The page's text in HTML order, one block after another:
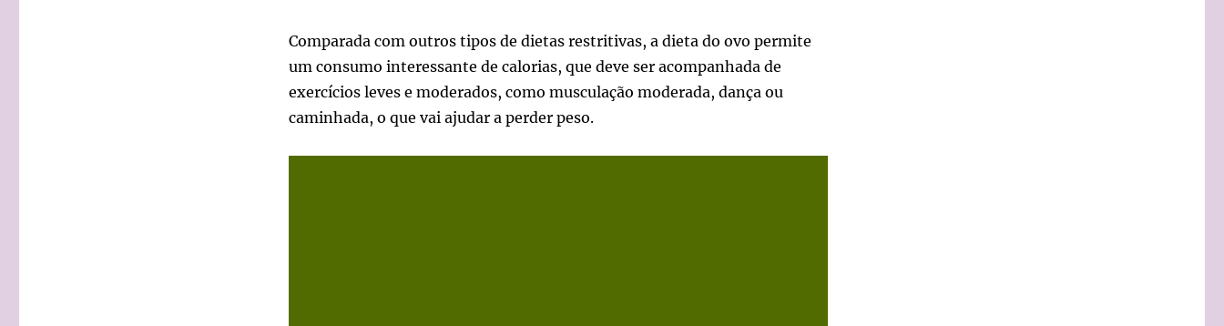
Comparada com outros tipos de dietas restritivas, a dieta do ovo permite
um consumo interessante de calorias, que deve ser acompanhada de
exercícios leves e moderados, como musculação moderada, dança ou
caminhada, o que vai ajudar a perder peso.